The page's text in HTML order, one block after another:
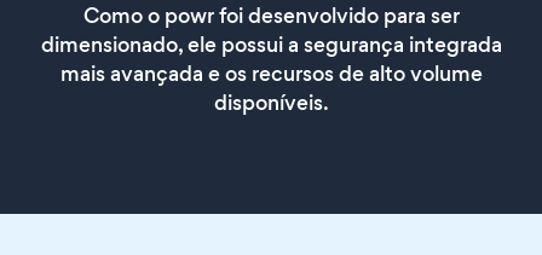
Como o powr foi desenvolvido para ser
dimensionado, ele possui a segurança integrada
mais avançada e os recursos de alto volume
disponíveis.